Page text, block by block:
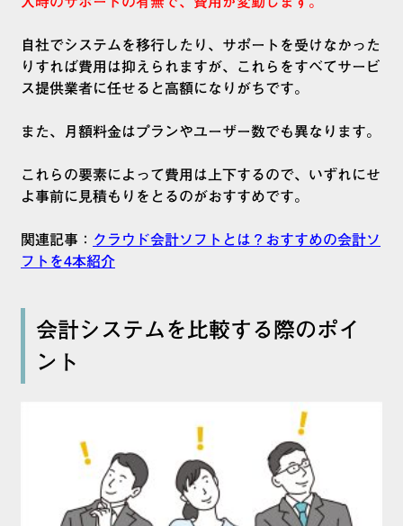
自社でシステムを移行したり、サポートを受けなかった
りすれば費用は抑えられますが、これらをすべてサービ
ス提供業者に任せると高額になりがちです。
また、月額料金はプランやユーザー数でも異なります。
これらの要素によって費用は上下するので、いずれにせ
よ事前に見積もりをとるのがおすすめです。
関連記事： クラウド会計ソフトとは？おすすめの会計ソ
フトを4本紹介
会計システムを比較する際のポイ
ント